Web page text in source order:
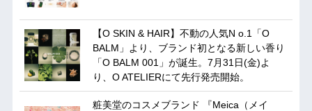
【O SKIN & HAIR】不動の人気N o.1「O
BALM」より、ブランド初となる新しい香り
「O BALM 001」が誕生。7月31日(金)よ
り、O ATELIERにて先行発売開始。
粧美堂のコスメブランド 『Meica（メイ